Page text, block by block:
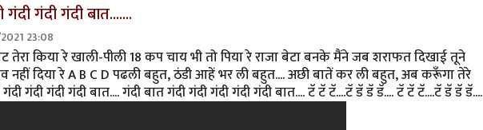
गंदी गंदी बात.......
23:08
तेरा किया रे खाली-पीली 18 कप चाय भी तो पिया रे राजा बेटा बनके मैंने जब शराफत दिखाई तूने
नहीं दिया रे A B C D पढली बहुत, ठंडी आहें भर ली बहुत.... अछी बातें कर ली बहुत, अब करूँगा तेरे
गंदी गंदी गंदी बात.... गंदी बात गंदी गंदी गंदी गंदी गंदी बात.... टॅ टॅ टॅ....टॅ डॅ डॅ डॅ.... टॅ टॅ टॅ....टॅ डॅ डॅ डॅ....